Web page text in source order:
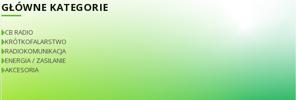
GŁÓWNE KATEGORIE
CB RADIO
KRÓTKOFALARSTWO
RADIOKOMUNIKACJA
ENERGIA / ZASILANIE
AKCESORIA